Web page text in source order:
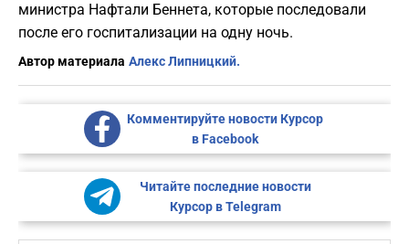
министра Нафтали Беннета, которые последовали
после его госпитализации на одну ночь.
Автор материала Алекс Липницкий.
Комментируйте новости Курсор
в Facebook
Читайте последние новости
Курсор в Telegram